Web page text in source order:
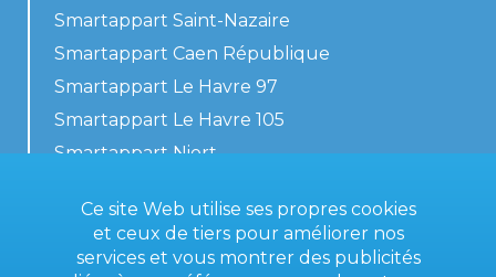
Smartappart Saint-Nazaire
Smartappart Caen République
Smartappart Le Havre 97
Smartappart Le Havre 105
Smartappart Niort
Ce site Web utilise ses propres cookies
et ceux de tiers pour améliorer nos
services et vous montrer des publicités